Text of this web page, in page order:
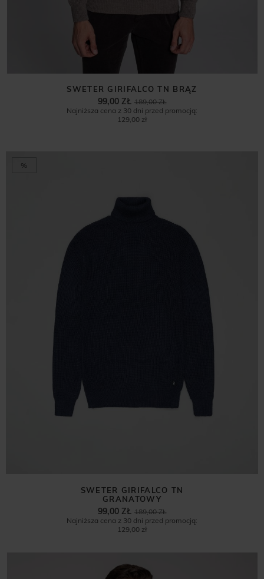
SWETER GIRIFALCO TN BRĄZ
189,00 ZŁ
99,00 ZŁ
Najniższa cena z 30 dni przed promocją:
129,00 zł
%
SWETER GIRIFALCO TN
GRANATOWY
189,00 ZŁ
99,00 ZŁ
Najniższa cena z 30 dni przed promocją:
129,00 zł